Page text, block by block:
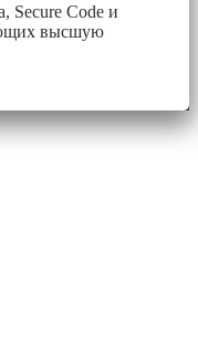
Secure Code и
высшую